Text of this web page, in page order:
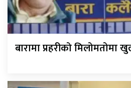
बारामा प्रहरीको मिलोमतोमा